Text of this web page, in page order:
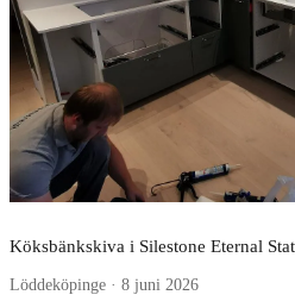
Köksbänkskiva i Silestone Eternal
Löddeköpinge · 8 juni 2026